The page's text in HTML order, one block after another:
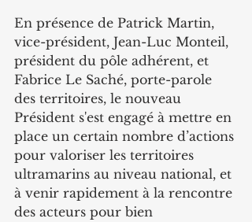
En présence de Patrick Martin,
vice-président, Jean-Luc Monteil,
président du pôle adhérent, et
Fabrice Le Saché, porte-parole
des territoires, le nouveau
Président s'est engagé à mettre en
place un certain nombre d’actions
pour valoriser les territoires
ultramarins au niveau national, et
à venir rapidement à la rencontre
des acteurs pour bien